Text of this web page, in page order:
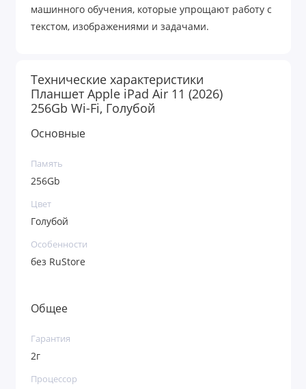
машинного обучения, которые упрощают работу с
текстом, изображениями и задачами.
Технические характеристики
Планшет Apple iPad Air 11 (2026)
256Gb Wi-Fi, Голубой
Основные
Память
256Gb
Цвет
Голубой
Особенности
без RuStore
Общее
Гарантия
2г
Процессор